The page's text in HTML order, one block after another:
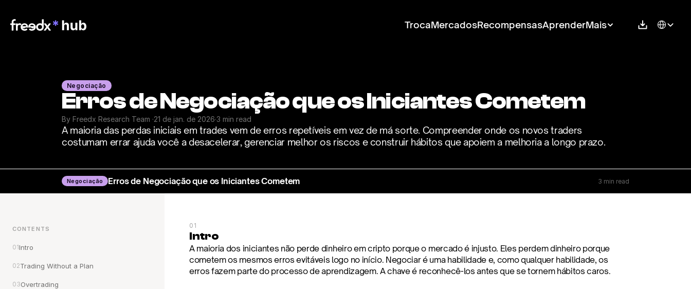
TrocaMercadosRecompensasAprenderMais Select
Negociação
Erros de Negociação que os Iniciantes Cometem
By Freedx Research Team ·21 de jan. de 2026·3 min read
A maioria das perdas iniciais em trades vem de erros repetíveis em vez de má sorte. Compreender onde os novos traders
costumam errar ajuda você a desacelerar, gerenciar melhor os riscos e construir hábitos que apoiem a melhoria a longo prazo.
Negociação Erros de Negociação que os Iniciantes Cometem 3 min read
CONTENTS
01Intro
02Trading Without a Plan
03Overtrading
01
Intro
A maioria dos iniciantes não perde dinheiro em cripto porque o mercado é injusto. Eles perdem dinheiro porque
cometem os mesmos erros evitáveis logo no início. Negociar é uma habilidade e, como qualquer habilidade, os
erros fazem parte do processo de aprendizagem. A chave é reconhecê-los antes que se tornem hábitos caros.